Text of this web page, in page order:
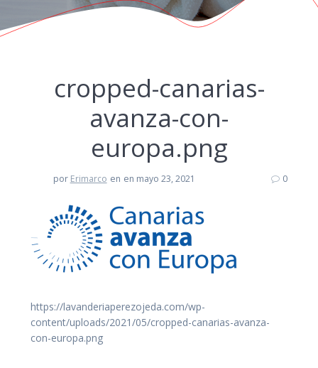
cropped-canarias-
avanza-con-
europa.png
por Erimarco en en mayo 23, 2021 0
https://lavanderiaperezojeda.com/wp-
content/uploads/2021/05/cropped-canarias-avanza-
con-europa.png